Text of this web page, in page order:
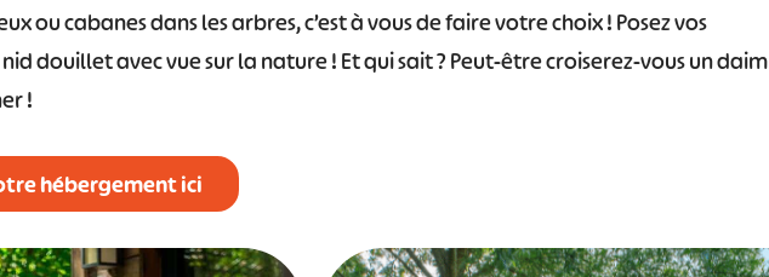
ou cabanes dans les arbres, c’est à vous de faire votre choix ! Posez vos
douillet avec vue sur la nature ! Et qui sait ? Peut-être croiserez-vous un daim
!
hébergement ici